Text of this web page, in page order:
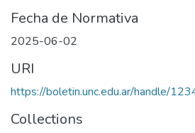
Fecha de Normativa
2025-06-02
URI
https://boletin.unc.edu.ar/handle/
Collections